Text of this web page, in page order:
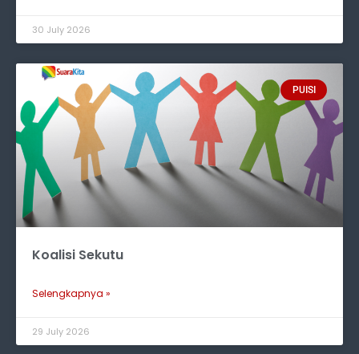
30 July 2026
PUISI
Koalisi Sekutu
Selengkapnya »
29 July 2026